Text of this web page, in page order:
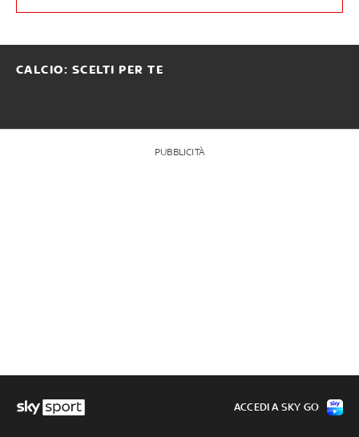
CALCIO: SCELTI PER TE
PUBBLICITÀ
ACCEDI A SKY GO